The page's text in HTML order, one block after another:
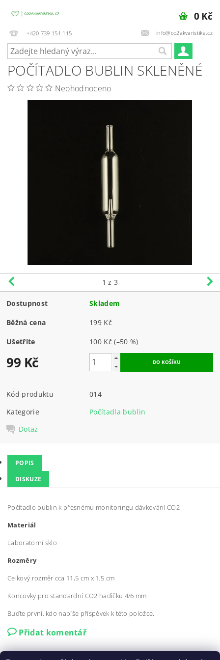
+420 739 151 115 info@co2akvaristika.cz
0 Kč
POČÍTADLO BUBLIN SKLENĚNÉ
Neohodnoceno
1 z 3
Dostupnost Skladem
Běžná cena 199 Kč
Ušetříte 100 Kč(–50 %)
99 Kč
Kód produktu
014
Kategorie
Počítadla bublin
Dotaz
POPIS
DISKUZE
Počítadlo bublin k přesnému monitoringu dávkování CO2
Materiál
Laboratorní sklo
Rozměry
Celkový rozměr cca 11,5 cm x 1,5 cm
Koncovky pro standardní CO2 hadičku 4/6 mm
Buďte první, kdo napíše příspěvek k této položce.
Přidat komentář